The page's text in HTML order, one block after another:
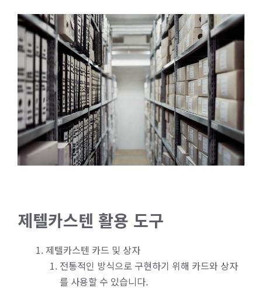
제텔카스텐 활용 도구
제텔카스텐 카드 및 상자
전통적인 방식으로 구현하기 위해 카드와 상자
를 사용할 수 있습니다.